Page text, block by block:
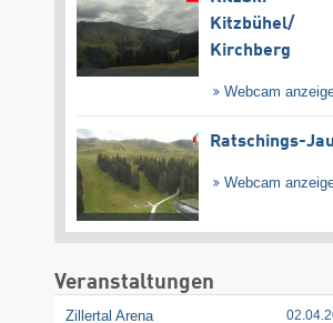
Kitzbühel/​
Kirchberg
Webcam
Ratschings-
Webcam
Veranstaltungen
Zillertal Arena